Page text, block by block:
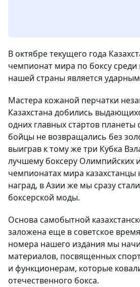
В октябре текущего года
чемпионат мира по боксу среди
нашей страны является
Мастера кожаной перчатки
Казахстана добились
одних главных стартов планеты
бойцы не возвращались без
выиграв к тому же три Кубка
лучшему боксеру Олимпийских
чемпионатах мира казахстанцы
наград, в Азии же мы сразу
боксерской моды.
Основа самобытной
заложена еще в советское
номера нашего издания мы
материалов, посвященных
и функционерам, которые
отечественного бокса.